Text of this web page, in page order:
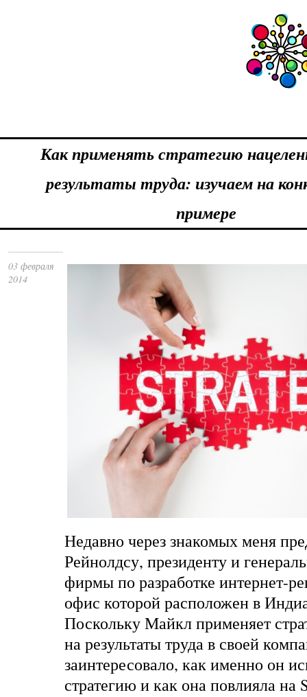
Как применять стратегию
результаты труда: изучаем на
примере
03 февраля
2014
Недавно через знакомых меня
Рейнолдсу, президенту и
фирмы по разработке интернет-
офис которой расположен в
Поскольку Майкл применяет
на результаты труда в своей
заинтересовало, как именно он
стратегию и как она повлияла